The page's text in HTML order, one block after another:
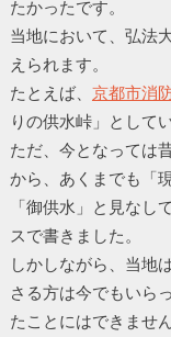
たかったです。
当地において、弘法
えられます。
たとえば、 京都市消
りの供水峠」として
ただ、今となっては
から、あくまでも「
「御供水」と見なし
スで書きました。
しかしながら、当地
さる方は今でもいら
たことにはできません